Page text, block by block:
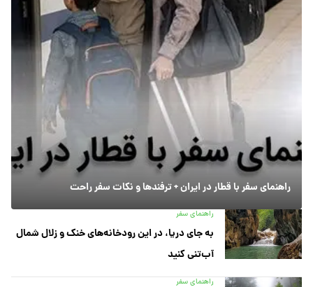
راهنمای سفر با قطار در ایران + ترفندها و نکات سفر راحت
راهنمای سفر
به جای دریا، در این رودخانه‌های خنک و زلال شمال
آب‌تنی کنید
راهنمای سفر